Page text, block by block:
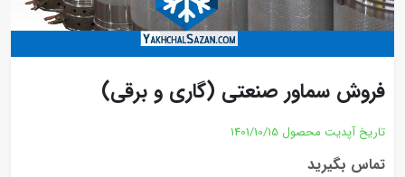
فروش سماور صنعتی (گاری و برقی)
تاریخ آپدیت محصول 1401/10/15
تماس بگیرید